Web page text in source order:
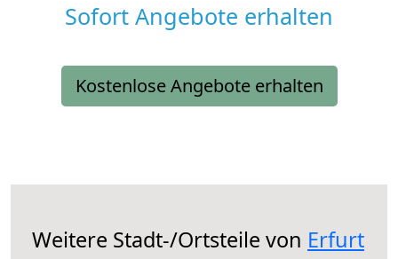
Sofort Angebote erhalten
Kostenlose Angebote erhalten
Weitere Stadt-/Ortsteile von Erfurt